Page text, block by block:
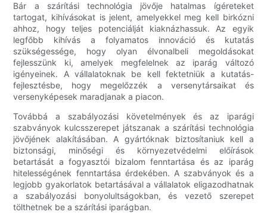
Bár a szárítási technológia jövője hatalmas ígéreteket
tartogat, kihívásokat is jelent, amelyekkel meg kell birkózni
ahhoz, hogy teljes potenciálját kiaknázhassuk. Az egyik
legfőbb kihívás a folyamatos innováció és kutatás
szükségessége, hogy olyan élvonalbeli megoldásokat
fejlesszünk ki, amelyek megfelelnek az iparág változó
igényeinek. A vállalatoknak be kell fektetniük a kutatás-
fejlesztésbe, hogy megelőzzék a versenytársaikat és
versenyképesek maradjanak a piacon.
Továbbá a szabályozási követelmények és az iparági
szabványok kulcsszerepet játszanak a szárítási technológia
jövőjének alakításában. A gyártóknak biztosítaniuk kell a
biztonsági, minőségi és környezetvédelmi előírások
betartását a fogyasztói bizalom fenntartása és az iparág
hitelességének fenntartása érdekében. A szabványok és a
legjobb gyakorlatok betartásával a vállalatok eligazodhatnak
a szabályozási bonyolultságokban, és vezető szerepet
tölthetnek be a szárítási iparágban.